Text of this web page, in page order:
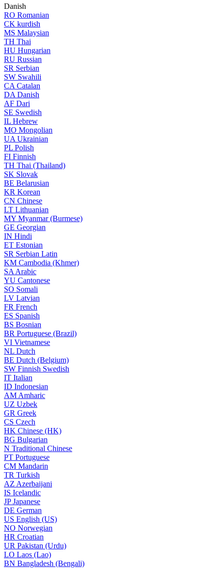
Danish
RO Romanian
CK kurdish
MS Malaysian
TH Thai
HU Hungarian
RU Russian
SR Serbian
SW Swahili
CA Catalan
DA Danish
AF Dari
SE Swedish
IL Hebrew
MO Mongolian
UA Ukrainian
PL Polish
FI Finnish
TH Thai (Thailand)
SK Slovak
BE Belarusian
KR Korean
CN Chinese
LT Lithuanian
MY Myanmar (Burmese)
GE Georgian
IN Hindi
ET Estonian
SR Serbian Latin
KM Cambodia (Khmer)
SA Arabic
YU Cantonese
SO Somali
LV Latvian
FR French
ES Spanish
BS Bosnian
BR Portuguese (Brazil)
VI Vietnamese
NL Dutch
BE Dutch (Belgium)
SW Finnish Swedish
IT Italian
ID Indonesian
AM Amharic
UZ Uzbek
GR Greek
CS Czech
HK Chinese (HK)
BG Bulgarian
N Traditional Chinese
PT Portuguese
CM Mandarin
TR Turkish
AZ Azerbaijani
IS Icelandic
JPJapanese
DE German
US English (US)
NO Norwegian
HR Croatian
UR Pakistan (Urdu)
LO Laos (Lao)
BN Bangladesh (Bengali)